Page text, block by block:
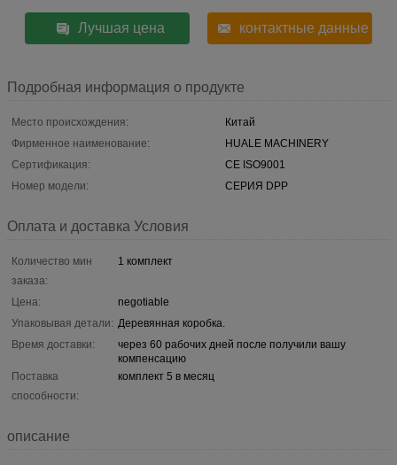
Лучшая цена контактные данные
Подробная информация о продукте
Место происхождения:
Китай
Фирменное наименование:
HUALE MACHINERY
Сертификация:
CE ISO9001
Номер модели:
СЕРИЯ DPP
Оплата и доставка Условия
Количество мин
заказа:
1 комплект
Цена:
negotiable
Упаковывая детали: Деревянная коробка.
Время доставки:
через 60 рабочих дней после получили вашу
компенсацию
Поставка
способности:
комплект 5 в месяц
описание